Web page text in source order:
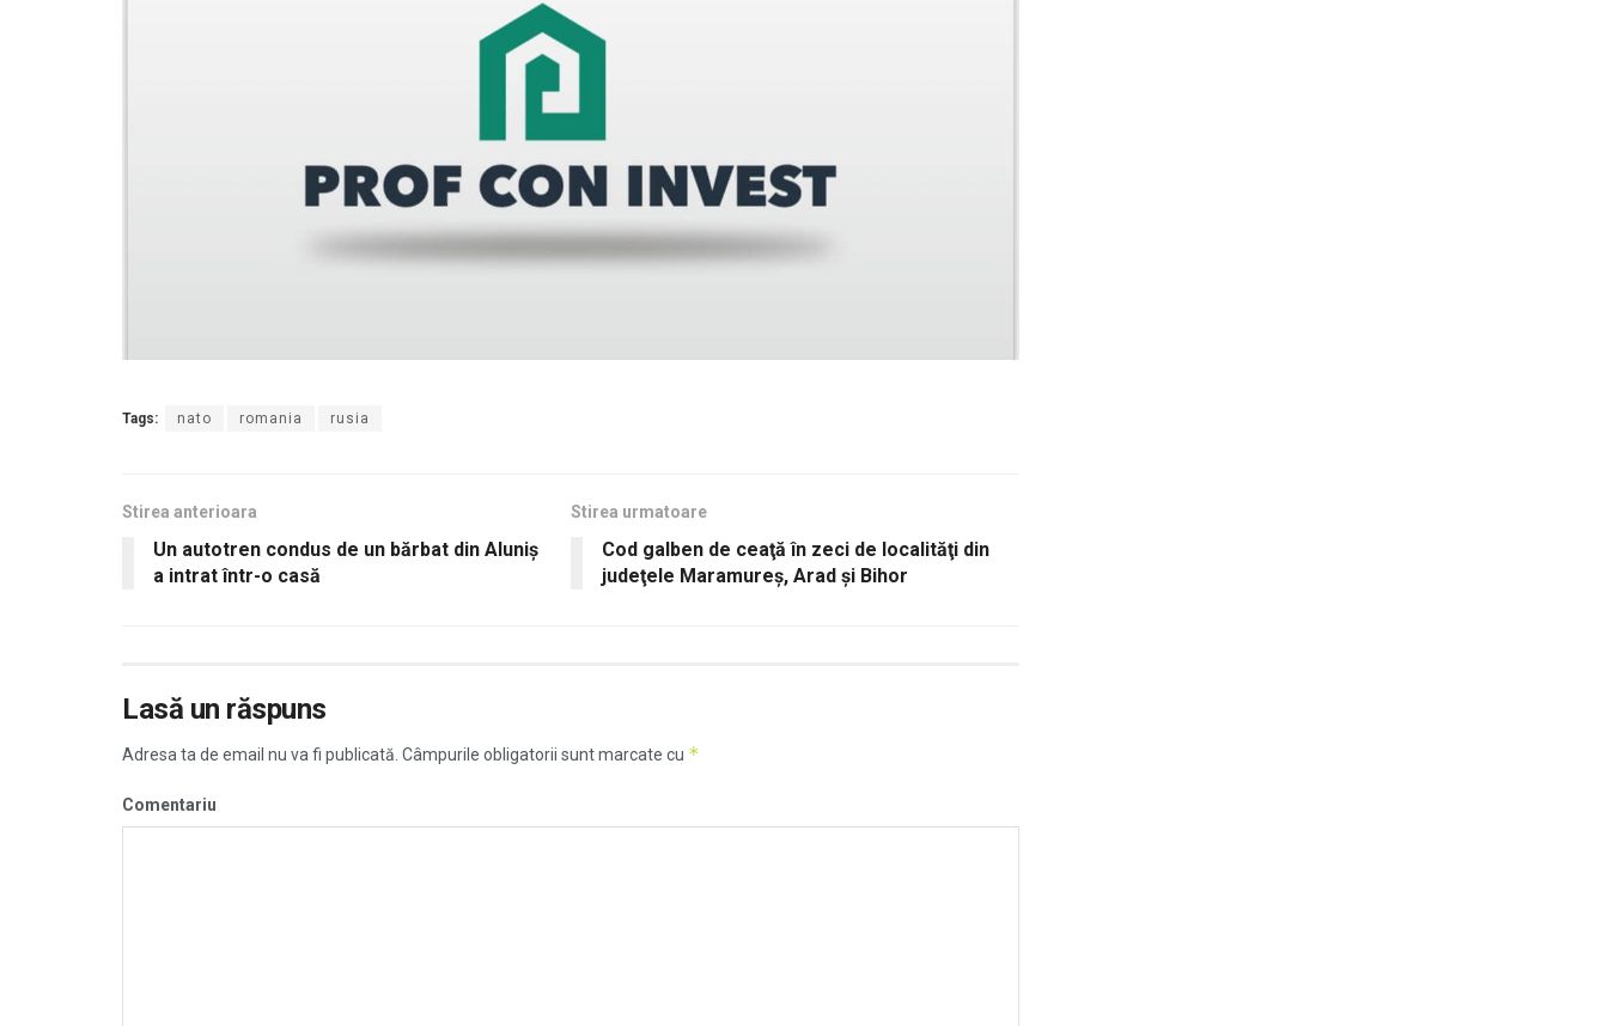
Tags: nato romania rusia
Stirea anterioara
Un autotren condus de un bărbat din Aluniș
a intrat într-o casă
Stirea urmatoare
Cod galben de ceaţă în zeci de localităţi din
judeţele Maramureş, Arad şi Bihor
Lasă un răspuns
Adresa ta de email nu va fi publicată. Câmpurile obligatorii sunt marcate cu *
Comentariu